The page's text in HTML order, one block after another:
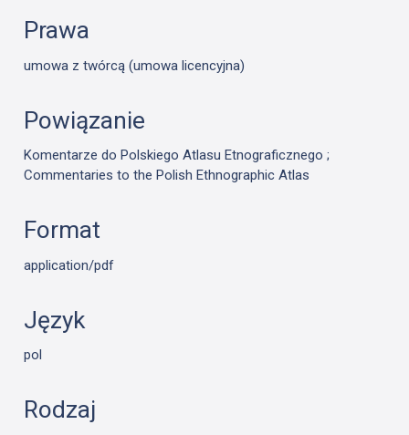
Prawa
umowa z twórcą (umowa licencyjna)
Powiązanie
Komentarze do Polskiego Atlasu Etnograficznego ;
Commentaries to the Polish Ethnographic Atlas
Format
application/pdf
Język
pol
Rodzaj